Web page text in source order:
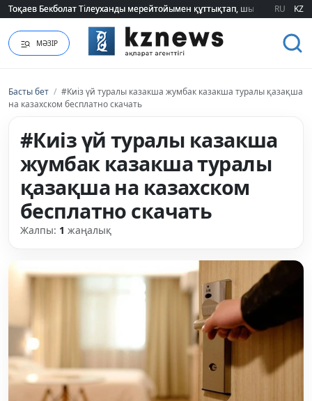
Тоқаев Бекболат Тілеуханды мерейтойымен құттықтап, шығармашылық
Тоқаев Бекболат Тілеуханды мерейтойымен құттықтап, шығармашылық
RU KZ
МӘЗІР
Басты бет / #Киіз үй туралы казакша жумбак казакша туралы қазақша
на казахском бесплатно скачать
#Киіз үй туралы казакша
жумбак казакша туралы
қазақша на казахском
бесплатно скачать
Жалпы: 1 жаңалық